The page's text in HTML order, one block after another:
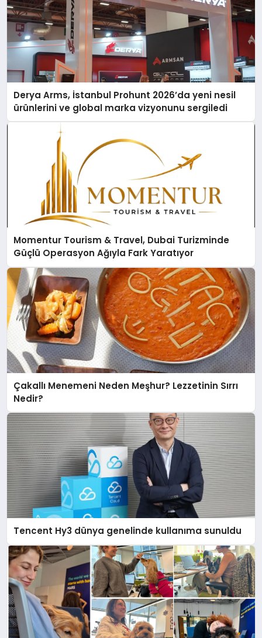
Derya Arms, İstanbul Prohunt 2026’da yeni nesil
ürünlerini ve global marka vizyonunu sergiledi
Momentur Tourism & Travel, Dubai Turizminde
Güçlü Operasyon Ağıyla Fark Yaratıyor
Çakallı Menemeni Neden Meşhur? Lezzetinin Sırrı
Nedir?
Tencent Hy3 dünya genelinde kullanıma sunuldu